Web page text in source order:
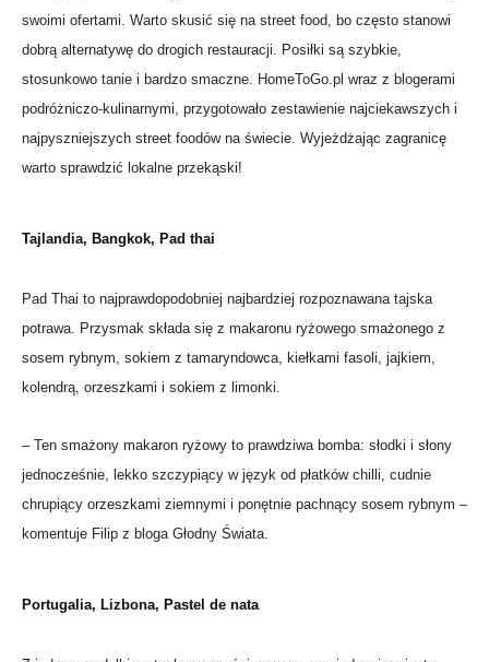
swoimi ofertami. Warto skusić się na street food, bo często stanowi
dobrą alternatywę do drogich restauracji. Posiłki są szybkie,
stosunkowo tanie i bardzo smaczne. HomeToGo.pl wraz z blogerami
podróżniczo-kulinarnymi, przygotowało zestawienie najciekawszych i
najpyszniejszych street foodów na świecie. Wyjeżdżając zagranicę
warto sprawdzić lokalne przekąski!
Tajlandia, Bangkok, Pad thai
Pad Thai to najprawdopodobniej najbardziej rozpoznawana tajska
potrawa. Przysmak składa się z makaronu ryżowego smażonego z
sosem rybnym, sokiem z tamaryndowca, kiełkami fasoli, jajkiem,
kolendrą, orzeszkami i sokiem z limonki.
– Ten smażony makaron ryżowy to prawdziwa bomba: słodki i słony
jednocześnie, lekko szczypiący w język od płatków chilli, cudnie
chrupiący orzeszkami ziemnymi i ponętnie pachnący sosem rybnym –
komentuje Filip z bloga Głodny Świata.
Portugalia, Lizbona, Pastel de nata